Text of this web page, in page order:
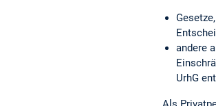
andere
UrhG